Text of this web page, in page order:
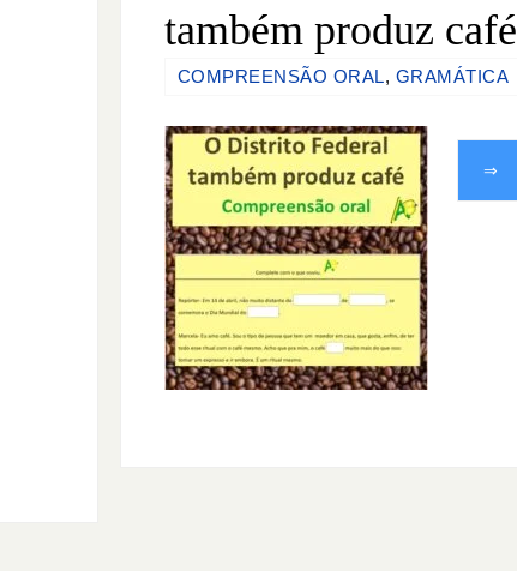
também produz café
COMPREENSÃO ORAL, GRAMÁTICA
⇒